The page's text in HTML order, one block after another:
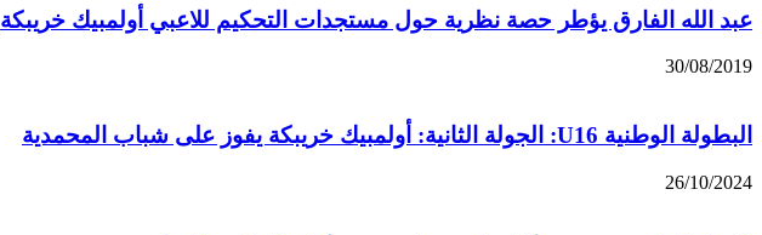
عبد الله الفارق يؤطر حصة نظرية حول مستجدات التحكيم للاعبي أولمبيك خريبكة
30/08/2019
البطولة الوطنية U16: الجولة الثانية: أولمبيك خريبكة يفوز على شباب المحمدية
26/10/2024